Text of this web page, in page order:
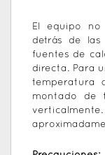
El equipo
detrás de
fuentes de
directa. Para
temperatura
montado de